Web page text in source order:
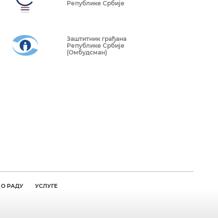
Републике Србије
Заштитник грађана
Републике Србије
(Омбудсман)
РАДУ УСЛУГЕ